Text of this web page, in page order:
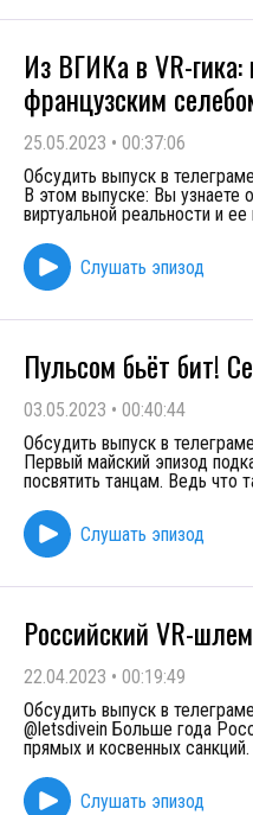
Из ВГИКа в VR-
французским
25.05.2023 • 00:37:06
Обсудить выпуск в
В этом выпуске: Вы узнаете
виртуальной реальности и ее
Слушать эпизод
Пульсом бьёт бит!
03.05.2023 • 00:40:44
Обсудить выпуск в
Первый майский эпизод
посвятить танцам. Ведь что
Слушать эпизод
Российский VR-
22.04.2023 • 00:19:49
Обсудить выпуск в
@letsdivein Больше года
прямых и косвенных
Слушать эпизод